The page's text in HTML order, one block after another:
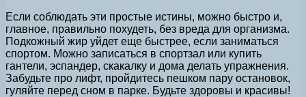
Если соблюдать эти простые истины, можно быстро и,
главное, правильно похудеть, без вреда для организма.
Подкожный жир уйдет еще быстрее, если заниматься
спортом. Можно записаться в спортзал или купить
гантели, эспандер, скакалку и дома делать упражнения.
Забудьте про лифт, пройдитесь пешком пару остановок,
гуляйте перед сном в парке. Будьте здоровы и красивы!